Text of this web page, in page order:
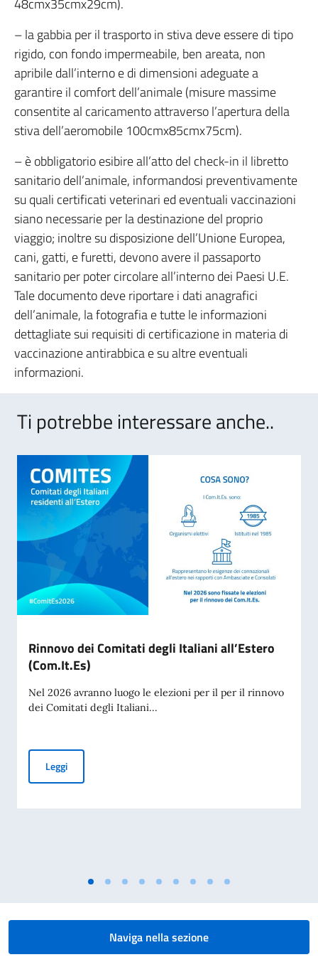
48cmx35cmx29cm).
– la gabbia per il trasporto in stiva deve essere di tipo
rigido, con fondo impermeabile, ben areata, non
apribile dall’interno e di dimensioni adeguate a
garantire il comfort dell’animale (misure massime
consentite al caricamento attraverso l’apertura della
stiva dell’aeromobile 100cmx85cmx75cm).
– è obbligatorio esibire all’atto del check-in il libretto
sanitario dell’animale, informandosi preventivamente
su quali certificati veterinari ed eventuali vaccinazioni
siano necessarie per la destinazione del proprio
viaggio; inoltre su disposizione dell’Unione Europea,
cani, gatti, e furetti, devono avere il passaporto
sanitario per poter circolare all’interno dei Paesi U.E.
Tale documento deve riportare i dati anagrafici
dell’animale, la fotografia e tutte le informazioni
dettagliate sui requisiti di certificazione in materia di
vaccinazione antirabbica e su altre eventuali
informazioni.
Ti potrebbe interessare anche..
Rinnovo dei Comitati degli Italiani all’Estero
(Com.It.Es)
Nel 2026 avranno luogo le elezioni per il per il rinnovo
dei Comitati degli Italiani...
LeggiRinnovo dei Comitati degli Italiani all’Estero (Com.It.Es)
Naviga nella sezione